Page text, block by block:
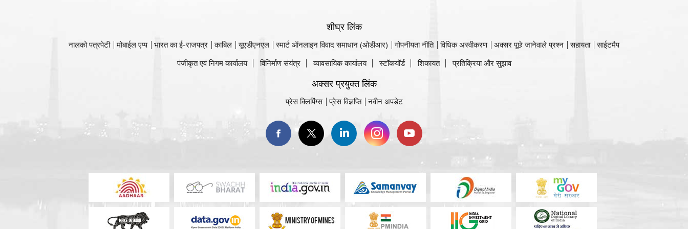
शीघ्र लिंक
नालको पत्रपेटी मोबाईल एप्प भारत का ई-राजपत्र काबिल यूएडीएनएल स्मार्ट ऑनलाइन विवाद समाधान (ओडीआर) गोपनीयता नीति विधिक अस्वीकरण अक्सर पूछे जानेवाले प्रश्न सहायता
साईटमैप
पंजीकृत एवं निगम कार्यालय
विनिर्माण संयंत्र व्यावसायिक कार्यालय स्टॉकयॉर्ड शिकायत प्रतिक्रिया और सुझाव
अक्सर प्रयुक्त लिंक
प्रेस क्लिपिंग्स प्रेस विज्ञप्ति नवीन अपडेट